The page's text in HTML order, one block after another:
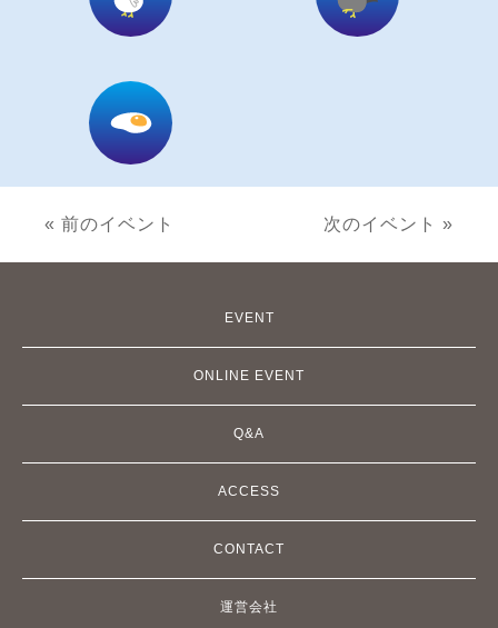
« 前のイベント 次のイベント »
EVENT
ONLINE EVENT
Q&A
ACCESS
CONTACT
運営会社